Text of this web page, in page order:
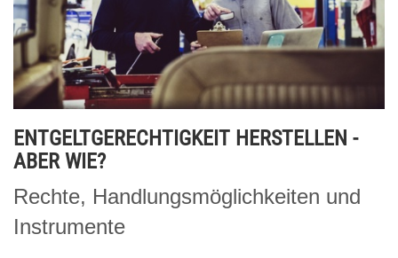
ENTGELTGERECHTIGKEIT HERSTELLEN -
ABER WIE?
Rechte, Handlungsmöglichkeiten und
Instrumente